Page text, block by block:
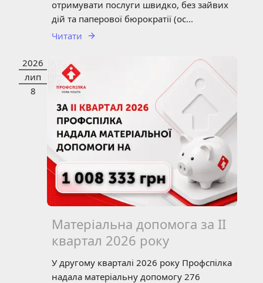
отримувати послуги швидко, без зайвих
дій та паперової бюрократії (ос...
Читати
2026
лип
8
НОВИНИ СТАТТЯ
Матеріальна допомога за ІІ
квартал 2026 року
У другому кварталі 2026 року Профспілка
надала матеріальну допомогу 276